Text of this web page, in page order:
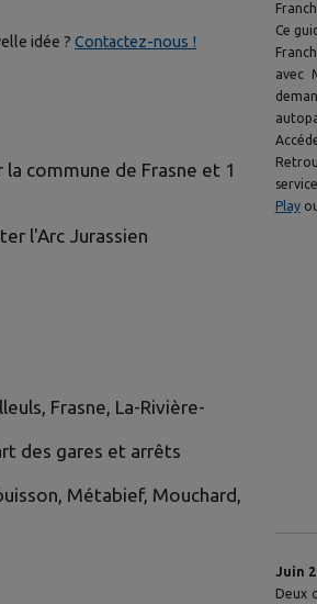
idée ? Contactez-nous !
la commune de Frasne et 1
l'Arc Jurassien
Frasne, La-Rivière-
des gares et arrêts
Métabief, Mouchard,
Ce
avec
Play
Juin
Deux